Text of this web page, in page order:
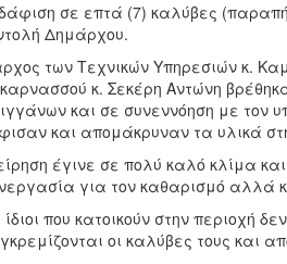
σε επτά (7) καλύβες
Δημάρχου.
Τεχνικών Υπηρεσιών κ.
κ. Σεκέρη Αντώνη
και σε συνεννόηση με τον
και απομάκρυναν τα υλικά
έγινε σε πολύ καλό κλίμα και
για τον καθαρισμό
που κατοικούν στην περιοχή δεν
οι καλύβες τους και